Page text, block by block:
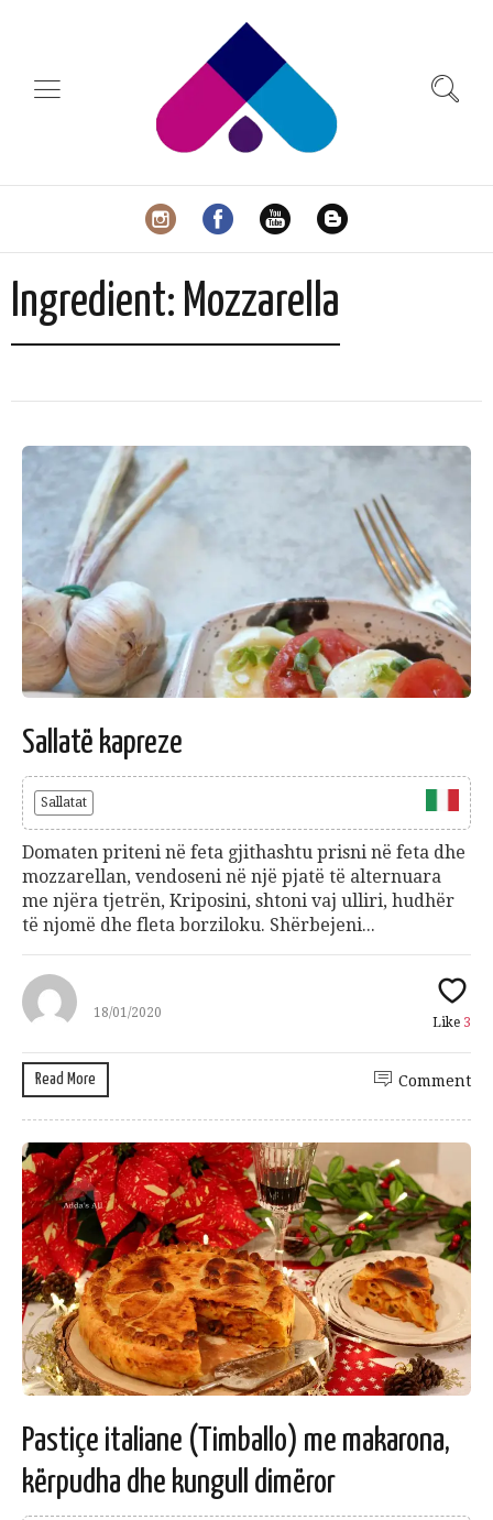
Ingredient: Mozzarella
Sallatë kapreze
Sallatat
Domaten priteni në feta gjithashtu prisni në feta dhe
mozzarellan, vendoseni në një pjatë të alternuara
me njëra tjetrën, Kriposini, shtoni vaj ulliri, hudhër
të njomë dhe fleta borziloku. Shërbejeni...
18/01/2020
Like 3
Read More Comment
Pastiçe italiane (Timballo) me makarona,
kёrpudha dhe kungull dimёror